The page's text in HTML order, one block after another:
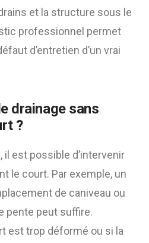
et la structure sous le
professionnel permet
d’entretien d’un vrai
drainage sans
?
il est possible d’intervenir
le court. Par exemple, un
de caniveau ou
pente peut suffire.
est trop déformé ou si la